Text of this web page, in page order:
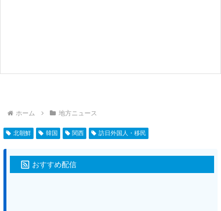
ホーム 地方ニュース
北朝鮮 韓国 関西 訪日外国人・移民
おすすめ配信